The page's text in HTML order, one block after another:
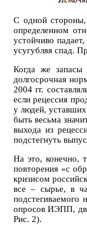
С одной стороны,
определенном
устойчиво
усугубляя спад.
Когда же
долгосрочная
2004 гг.
если рецессия
у людей, уставших
быть весьма
выхода из
подстегнуть
На это, конечно,
повторения «с
кризисом
все – сырье, в
опросов ИЭПП,
Рис. 2).